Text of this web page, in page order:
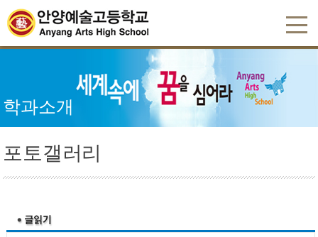
학과소개
포토갤러리